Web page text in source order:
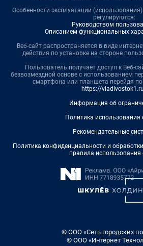
Особенности эксплуатации
регулируются:
Руководством
Описанием функциональных
Веб-сайт распространяется в виде
действия по установке на стороне
Пользователь получает доступ к Веб-
безвозмездной основе с использованием
смартфона или планшета перейдя по
https://
Информация об
Политика использования
Рекомендательные
Политика конфиденциальности и
правила использования
© ООО «Сеть городских
© ООО «Интернет